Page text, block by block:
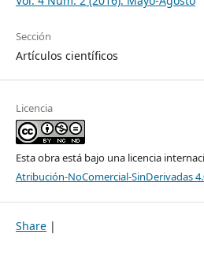
Sección
Artículos científicos
Licencia
Esta obra está bajo una licencia
Atribución-NoComercial-SinDerivadas
Share |